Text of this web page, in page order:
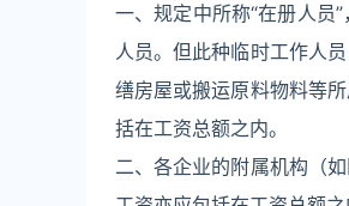
一、规定中所称“在册人员
人员。但此种临时工作人
缮房屋或搬运原料物料等
括在工资总额之内。
二、各企业的附属机构（